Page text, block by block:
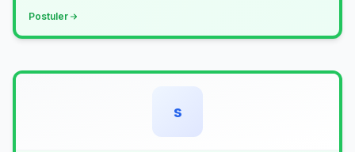
Postuler
s